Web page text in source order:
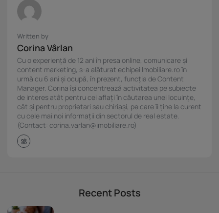
Written by
Corina Vârlan
Cu o experiență de 12 ani în presa online, comunicare și
content marketing, s-a alăturat echipei Imobiliare.ro în
urmă cu 6 ani și ocupă, în prezent, funcția de Content
Manager. Corina își concentrează activitatea pe subiecte
de interes atât pentru cei aflați în căutarea unei locuințe,
cât și pentru proprietari sau chiriași, pe care îi ține la curent
cu cele mai noi informații din sectorul de real estate.
(Contact: corina.varlan@imobiliare.ro)
Recent Posts